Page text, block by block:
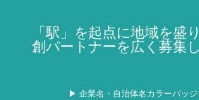
「駅」を起点に地域を盛
創パートナーを広く募集
▶ 企業名・自治体名カラーバッジ